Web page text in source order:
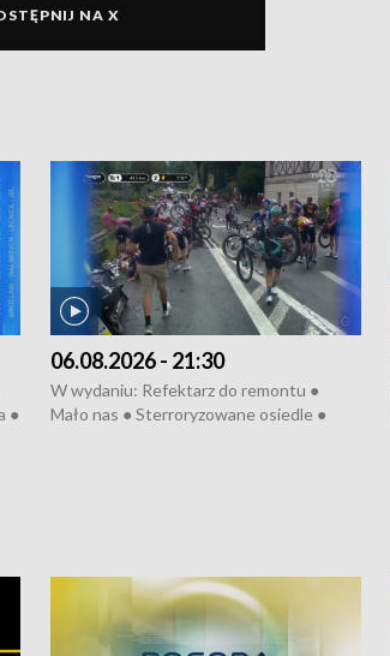
NA X
●
06.08.2026 - 21:30
W wydaniu: Refektarz do remontu ●
Mało nas ● Sterroryzowane osiedle ●